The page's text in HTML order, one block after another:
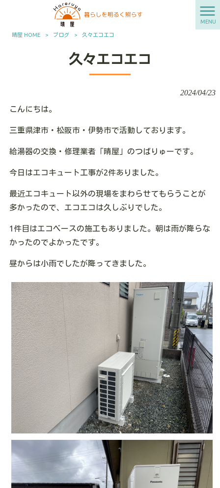
MENU
晴屋 HOME > ブログ > 久々エコエコ
久々エコエコ
2024/04/23
こんにちは。
三重県津市・松阪市・伊勢市で活動しております。
給湯器の交換・修理業者「晴屋」のつばりゅーです。
今日はエコキュート工事が2件ありました。
最近エコキュート以外の現場をまわらせてもらうことが
多かったので、エコエコは久しぶりでした。
1件目はエコベースの施工もありました。朝は雨が降らな
かったのでよかったです。
昼からは小雨でしたが降ってきました。